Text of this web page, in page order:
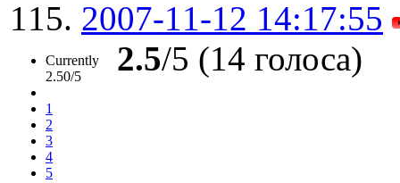
115. 2007-11-12 14:17:55
Currently
2.50/5
1
2
3
4
5
2.5/5 (14 голоса)